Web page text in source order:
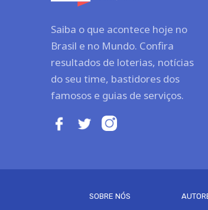
Saiba o que acontece hoje no
Brasil e no Mundo. Confira
resultados de loterias, notícias
do seu time, bastidores dos
famosos e guias de serviços.
SOBRE NÓS